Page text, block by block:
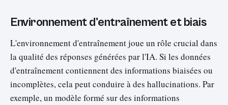
Environnement d'entraînement et biais
L'environnement d'entraînement joue un rôle crucial dans
la qualité des réponses générées par l'IA. Si les données
d'entraînement contiennent des informations biaisées ou
incomplètes, cela peut conduire à des hallucinations. Par
exemple, un modèle formé sur des informations